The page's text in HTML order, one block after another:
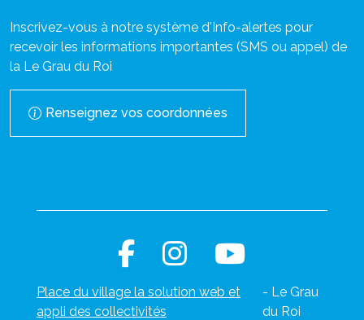
Inscrivez-vous à notre système d'Info-alertes pour
recevoir les informations importantes (SMS ou appel) de
la Le Grau du Roi
Renseignez vos coordonnées
Place du village la solution web et
appli des collectivités
- Le Grau
du Roi